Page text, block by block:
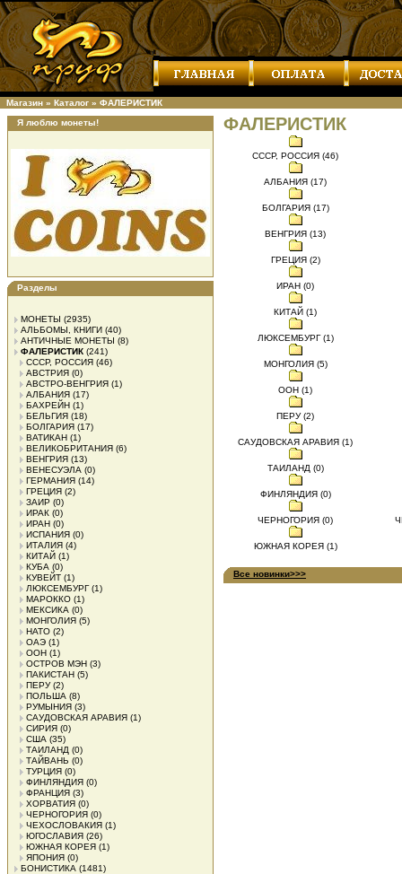
Магазин » Каталог » ФАЛЕРИСТИК
Я люблю монеты!
Разделы
МОНЕТЫ (2935)
АЛЬБОМЫ, КНИГИ (40)
АНТИЧНЫЕ МОНЕТЫ (8)
ФАЛЕРИСТИК (241)
СССР, РОССИЯ (46)
АВСТРИЯ (0)
АВСТРО-ВЕНГРИЯ (1)
АЛБАНИЯ (17)
БАХРЕЙН (1)
БЕЛЬГИЯ (18)
БОЛГАРИЯ (17)
ВАТИКАН (1)
ВЕЛИКОБРИТАНИЯ (6)
ВЕНГРИЯ (13)
ВЕНЕСУЭЛА (0)
ГЕРМАНИЯ (14)
ГРЕЦИЯ (2)
ЗАИР (0)
ИРАК (0)
ИРАН (0)
ИСПАНИЯ (0)
ИТАЛИЯ (4)
КИТАЙ (1)
КУБА (0)
КУВЕЙТ (1)
ЛЮКСЕМБУРГ(1)
МАРОККО (1)
МЕКСИКА (0)
МОНГОЛИЯ (5)
НАТО (2)
ОАЭ (1)
ООН (1)
ОСТРОВ МЭН (3)
ПАКИСТАН (5)
ПЕРУ(2)
ПОЛЬША (8)
РУМЫНИЯ (3)
САУДОВСКАЯ АРАВИЯ (1)
СИРИЯ (0)
США (35)
ТАИЛАНД (0)
ТАЙВАНЬ (0)
ТУРЦИЯ (0)
ФИНЛЯНДИЯ (0)
ФРАНЦИЯ (3)
ХОРВАТИЯ (0)
ЧЕРНОГОРИЯ (0)
ЧЕХОСЛОВАКИЯ (1)
ЮГОСЛАВИЯ (26)
ЮЖНАЯ КОРЕЯ (1)
ЯПОНИЯ (0)
БОНИСТИКА (1481)
ФАЛЕРИСТИК
СССР, РОССИЯ (46)
АЛБАНИЯ (17)
БОЛГАРИЯ (17)
ВЕНГРИЯ (13)
ГРЕЦИЯ (2)
ИРАН (0)
КИТАЙ (1)
ЛЮКСЕМБУРГ (1)
МОНГОЛИЯ (5)
ООН (1)
ПЕРУ (2)
САУДОВСКАЯ АРАВИЯ (1)
ТАИЛАНД (0)
ФИНЛЯНДИЯ (0)
ЧЕРНОГОРИЯ (0)
ЮЖНАЯ КОРЕЯ (1)
Все новинки>>>